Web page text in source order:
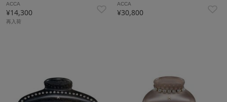
ACCA
¥14,300
再入荷
ACCA
¥30,800